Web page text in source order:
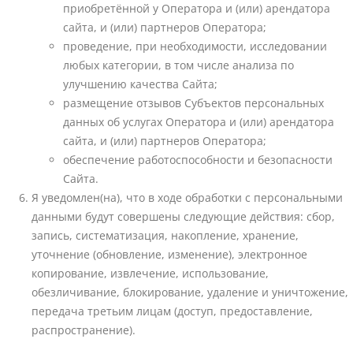
приобретённой у Оператора и (или) арендатора
сайта, и (или) партнеров Оператора;
проведение, при необходимости, исследовании
любых категории, в том числе анализа по
улучшению качества Сайта;
размещение отзывов Субъектов персональных
данных об услугах Оператора и (или) арендатора
сайта, и (или) партнеров Оператора;
обеспечение работоспособности и безопасности
Сайта.
Я уведомлен(на), что в ходе обработки с персональными
данными будут совершены следующие действия: сбор,
запись, систематизация, накопление, хранение,
уточнение (обновление, изменение), электронное
копирование, извлечение, использование,
обезличивание, блокирование, удаление и уничтожение,
передача третьим лицам (доступ, предоставление,
распространение).